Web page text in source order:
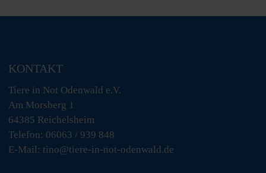
KONTAKT
Tiere in Not Odenwald e.V.
Am Morsberg 1
64385 Reichelsheim
Telefon: 06063 / 939 848
E-Mail: tino@tiere-in-not-odenwald.de